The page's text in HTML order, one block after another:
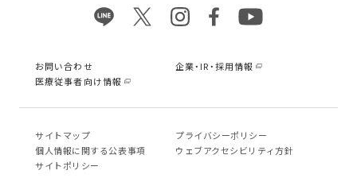
お問い合わせ
企業・IR・採用情報
医療従事者向け情報
サイトマップ
プライバシーポリシー
個⼈情報に関する公表事項
ウェブアクセシビリティ方針
サイトポリシー